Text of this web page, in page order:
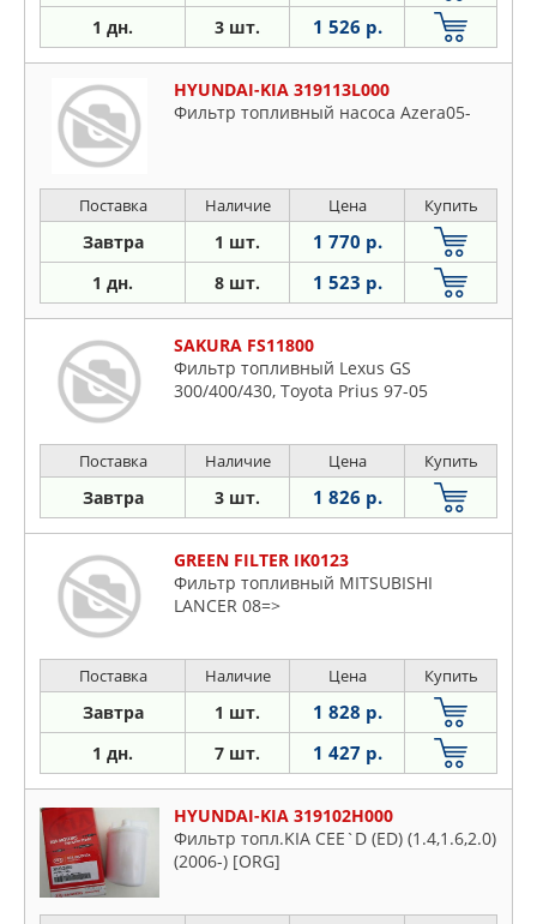
1 дн. 3 шт. 1 526 р.
HYUNDAI-KIA 319113L000
Фильтр топливный насоса Azera05-
Поставка Наличие Цена Купить
Завтра 1 шт. 1 770 р.
1 дн. 8 шт. 1 523 р.
SAKURA FS11800
Фильтр топливный Lexus GS
300/400/430, Toyota Prius 97-05
Поставка Наличие Цена Купить
Завтра 3 шт. 1 826 р.
GREEN FILTER IK0123
Фильтр топливный MITSUBISHI
LANCER 08=>
Поставка Наличие Цена Купить
Завтра 1 шт. 1 828 р.
1 дн. 7 шт. 1 427 р.
HYUNDAI-KIA 319102H000
Фильтр топл.KIA CEE`D (ED) (1.4,1.6,2.0)
(2006-) [ORG]